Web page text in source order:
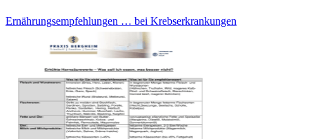
Ernährungsempfehlungen … bei Krebserkrankungen